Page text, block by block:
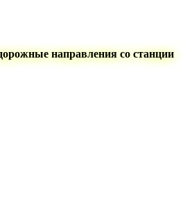
направления со станции